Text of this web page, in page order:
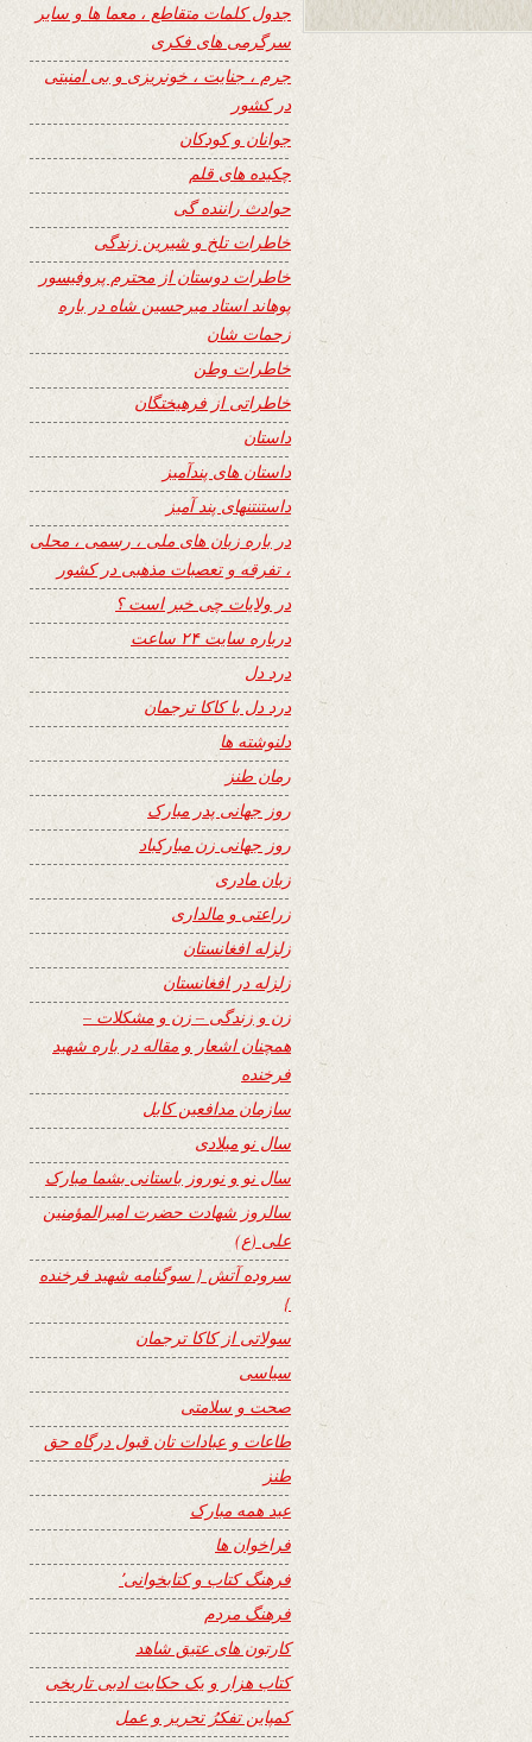
جدول کلمات متقاطع ، معما ها و سایر
سرگرمی های فکری
جرم ، جنایت ، خونریزی و بی امنیتی
در کشور
جوانان و کودکان
چکیده های قلم
حوادث راننده گی
خاطرات تلخ و شیرین زندگی
خاطرات دوستان از محترم پروفیسور
پوهاند استاد میرحسین شاه در باره
زحمات شان
خاطرات وطن
خاطراتی از فرهیختگان
داستان
داستان های پندآمیز
داستنتنهای پند آمیز
در باره زبان های ملی ، رسمی ، محلی
، تفرقه و تعصبات مذهبی در کشور
در ولایات چی خبر است ؟
درباره سایت ۲۴ ساعت
درد دل
درد دل با کاکا ترجمان
دلنوشته ها
رمان طنز
روز جهانی پدر مبارک
روز جهانی زن مبارکباد
زبان مادری
زراعتی و مالداری
زلزله افغانستان
زلزله در افغانستان
زن و زندگی – زن و مشکلات –
همچنان اشعار و مقاله در باره شهید
فرخنده
سازمان مدافعین کابل
سال نو میلادی
سال نو و نوروز باستانی بشما مبارک
سالروز شهادت حضرت امیرالمؤمنین
علی (ع)
سروده آتش { سوگنامه شهید فرخنده
}
سولاتی از کاکا ترجمان
سیاسی
صحت و سلامتی
طاعات و عبادات تان قبول درگاه حق
طنز
عید همه مبارک
فراخوان ها
فرهنگ کتاب و کتابخوانی٬
فرهنگ مردم
کارتون های عتیق شاهد
کتاب هزار و یک حکایت ادبی تاریخی
کمپاین تفکرُ تحریر و عمل